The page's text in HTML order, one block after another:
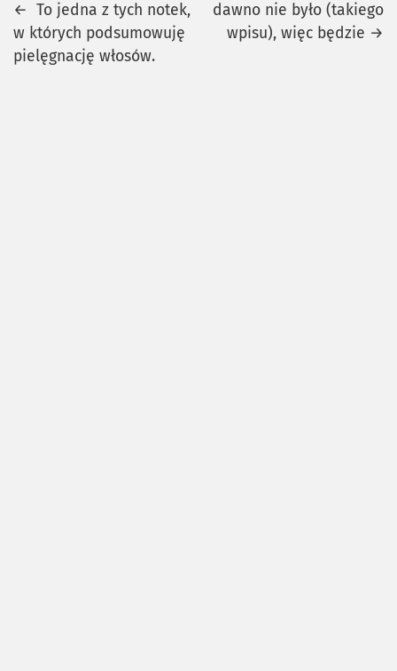
Nawigacja
wpisu
←
Previous
post
To jedna z tych notek,
w których podsumowuję
pielęgnację włosów.
Next
post
dawno nie było (takiego
wpisu), więc będzie →